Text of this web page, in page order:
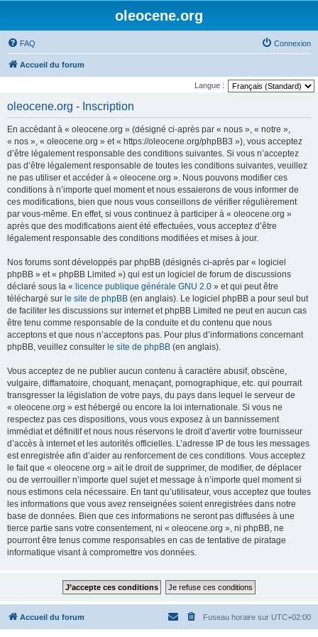
oleocene.org
FAQ Connexion
Accueil du forum
Langue :
oleocene.org - Inscription
En accédant à « oleocene.org » (désigné ci-après par « nous », « notre »,
« nos », « oleocene.org » et « https://oleocene.org/phpBB3 »), vous acceptez
d’être légalement responsable des conditions suivantes. Si vous n’acceptez
pas d’être légalement responsable de toutes les conditions suivantes, veuillez
ne pas utiliser et accéder à « oleocene.org ». Nous pouvons modifier ces
conditions à n’importe quel moment et nous essaierons de vous informer de
ces modifications, bien que nous vous conseillons de vérifier régulièrement
par vous-même. En effet, si vous continuez à participer à « oleocene.org »
après que des modifications aient été effectuées, vous acceptez d’être
légalement responsable des conditions modifiées et mises à jour.
Nos forums sont développés par phpBB (désignés ci-après par « logiciel
phpBB » et « phpBB Limited ») qui est un logiciel de forum de discussions
déclaré sous la « licence publique générale GNU 2.0 » et qui peut être
téléchargé sur le site de phpBB (en anglais). Le logiciel phpBB a pour seul but
de faciliter les discussions sur internet et phpBB Limited ne peut en aucun cas
être tenu comme responsable de la conduite et du contenu que nous
acceptons et que nous n’acceptons pas. Pour plus d’informations concernant
phpBB, veuillez consulter le site de phpBB (en anglais).
Vous acceptez de ne publier aucun contenu à caractère abusif, obscène,
vulgaire, diffamatoire, choquant, menaçant, pornographique, etc. qui pourrait
transgresser la législation de votre pays, du pays dans lequel le serveur de
« oleocene.org » est hébergé ou encore la loi internationale. Si vous ne
respectez pas ces dispositions, vous vous exposez à un bannissement
immédiat et définitif et nous nous réservons le droit d’avertir votre fournisseur
d’accès à internet et les autorités officielles. L’adresse IP de tous les messages
est enregistrée afin d’aider au renforcement de ces conditions. Vous acceptez
le fait que « oleocene.org » ait le droit de supprimer, de modifier, de déplacer
ou de verrouiller n’importe quel sujet et message à n’importe quel moment si
nous estimons cela nécessaire. En tant qu’utilisateur, vous acceptez que toutes
les informations que vous avez renseignées soient enregistrées dans notre
base de données. Bien que ces informations ne seront pas diffusées à une
tierce partie sans votre consentement, ni « oleocene.org », ni phpBB, ne
pourront être tenus comme responsables en cas de tentative de piratage
informatique visant à compromettre vos données.
Accueil du forum Fuseau horaire sur UTC+02:00